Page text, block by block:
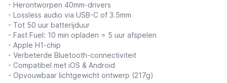
- Herontworpen 40mm-drivers
- Lossless audio via USB-C of 3.5mm
- Tot 50 uur batterijduur
- Fast Fuel: 10 min opladen = 5 uur afspelen
- Apple H1-chip
- Verbeterde Bluetooth-connectiviteit
- Compatibel met iOS & Android
- Opvouwbaar lichtgewicht ontwerp (217g)